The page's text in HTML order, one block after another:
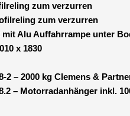
zum verzurren
zum verzurren
Alu Auffahrrampe unter
x 1830
2 – 2000 kg Clemens &
– Motorradanhänger inkl.